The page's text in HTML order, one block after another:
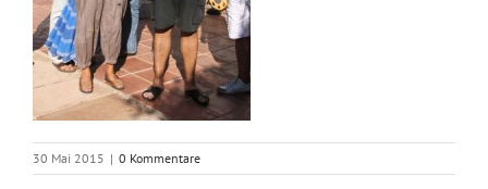
30 Mai 2015 | 0 Kommentare